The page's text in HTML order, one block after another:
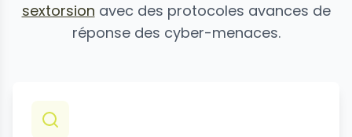
sextorsion avec des protocoles avances de
réponse des cyber-menaces.